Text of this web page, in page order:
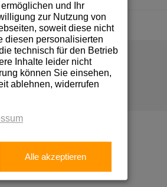
und Ihr
zur Nutzung von
soweit diese nicht
diesen personalisierten
technisch für den Betrieb
Inhalte leider nicht
können Sie einsehen,
ablehnen, widerrufen
Alle akzeptieren